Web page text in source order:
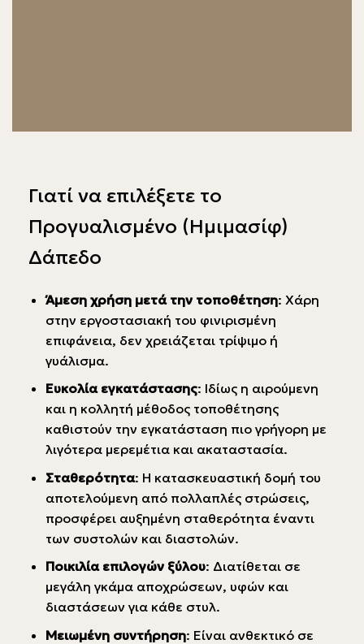
Γιατί να επιλέξετε το
Προγυαλισμένο (Ημιμασίφ)
Δάπεδο
Άμεση χρήση μετά την τοποθέτηση: Χάρη
στην εργοστασιακή του φινιρισμένη
επιφάνεια, δεν χρειάζεται τρίψιμο ή
γυάλισμα.
Ευκολία εγκατάστασης: Ιδίως η αιρούμενη
και η κολλητή μέθοδος τοποθέτησης
καθιστούν την εγκατάσταση πιο γρήγορη με
λιγότερα μερεμέτια και ακαταστασία.
Σταθερότητα: Η κατασκευαστική δομή του
αποτελούμενη από πολλαπλές στρώσεις,
προσφέρει αυξημένη σταθερότητα έναντι
των συστολών και διαστολών.
Ποικιλία επιλογών ξύλου: Διατίθεται σε
μεγάλη γκάμα αποχρώσεων, υφών και
διαστάσεων για κάθε στυλ.
Μειωμένη συντήρηση: Είναι ανθεκτικό σε